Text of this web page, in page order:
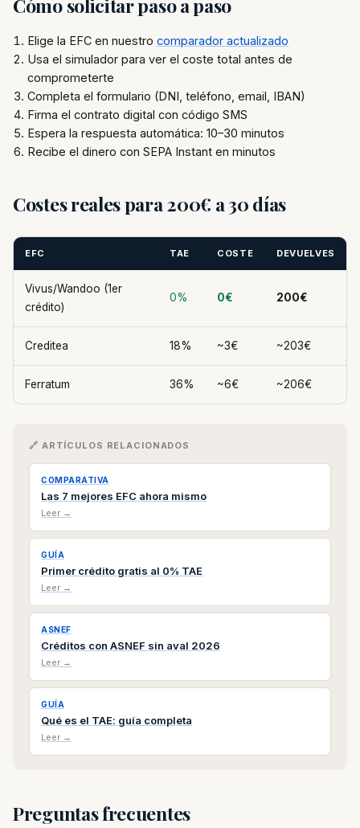
Cómo solicitar paso a paso
Elige la EFC en nuestro comparador actualizado
Usa el simulador para ver el coste total antes de
comprometerte
Completa el formulario (DNI, teléfono, email, IBAN)
Firma el contrato digital con código SMS
Espera la respuesta automática: 10–30 minutos
Recibe el dinero con SEPA Instant en minutos
Costes reales para 200€ a 30 días
EFC TAE COSTE DEVUELVES
Vivus/Wandoo (1er
crédito)
0% 0€ 200€
Creditea 18% ~3€ ~203€
Ferratum 36% ~6€ ~206€
🔗 ARTÍCULOS RELACIONADOS
COMPARATIVA
Las 7 mejores EFC ahora mismo
Leer →
GUÍA
Primer crédito gratis al 0% TAE
Leer →
ASNEF
Créditos con ASNEF sin aval 2026
Leer →
GUÍA
Qué es el TAE: guía completa
Leer →
Preguntas frecuentes